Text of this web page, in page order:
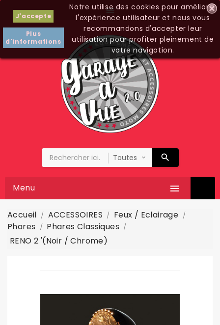

J'accepte
Plus
d'informations
Notre utilise des cookies pour améliorer
l'expérience utilisateur et nous vous
recommandons d'accepter leur
utilisation pour profiter pleinement de
votre navigation.

Menu
Accueil ACCESSOIRES
Feux / Eclairage
Phares
Phares Classiques
RENO 2 '(noir / Chrome)